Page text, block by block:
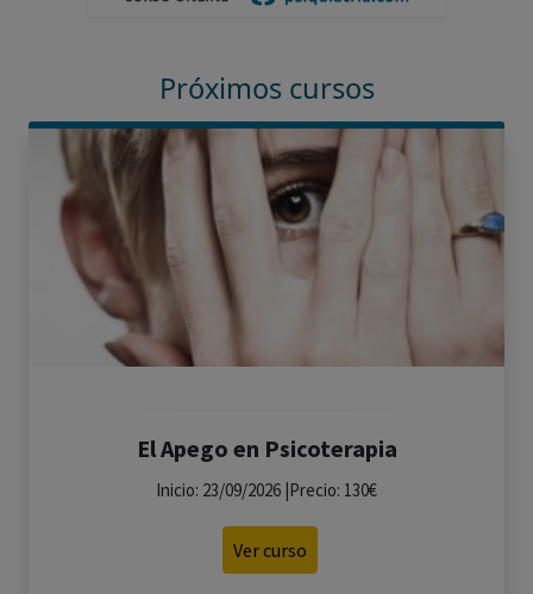
Próximos cursos
El Apego en Psicoterapia
Inicio: 23/09/2026 |Precio: 130€
Ver curso